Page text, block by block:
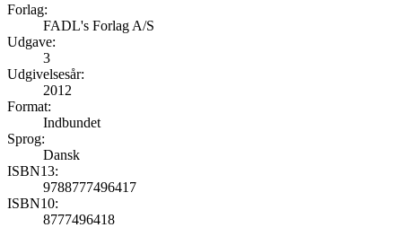
Forlag:
FADL's Forlag A/S
Udgave:
3
Udgivelsesår:
2012
Format:
Indbundet
Sprog:
Dansk
ISBN13:
9788777496417
ISBN10:
8777496418